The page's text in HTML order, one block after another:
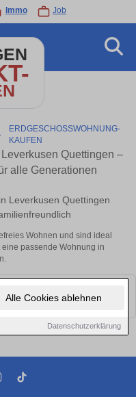
Alle Cookies ablehnen
Datenschutzerklärung
Immo Job
ERDGESCHOSSWOHNUNG-
KAUFEN
Quettingen –
alle Generationen
Leverkusen Quettingen
Wohnen und sind ideal
passende Wohnung in
Objekte finden. Schauen Sie